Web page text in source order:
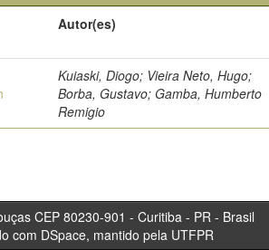
Autor(es)
Kuiaski, Diogo; Vieira Neto, Hugo;
Borba, Gustavo; Gamba, Humberto
Remigio
CEP 80230-901 - Curitiba -
com DSpace, mantido pela UTFPR